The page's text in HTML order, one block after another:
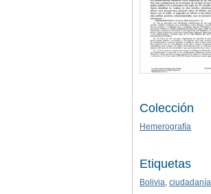
Colección
Hemerografía
Etiquetas
Bolivia ciudadanía